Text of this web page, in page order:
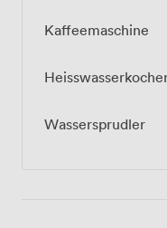
Kaffeemaschine
Wassersprudler